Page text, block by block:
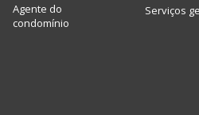
Agente do
condomínio
Serviços